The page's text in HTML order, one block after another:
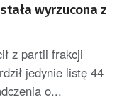
wyrzucona z
z partii frakcji
jedynie listę 44
o...